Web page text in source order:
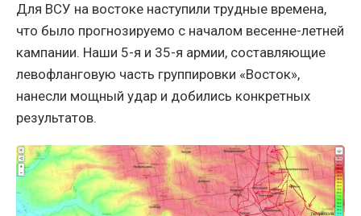
Для ВСУ на востоке наступили трудные времена,
что было прогнозируемо с началом весенне-летней
кампании. Наши 5-я и 35-я армии, составляющие
левофланговую часть группировки «Восток»,
нанесли мощный удар и добились конкретных
результатов.